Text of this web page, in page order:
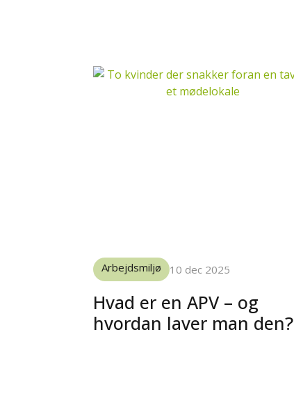
Arbejdsmiljø 10 dec 2025
Hvad er en APV – og
hvordan laver man den?